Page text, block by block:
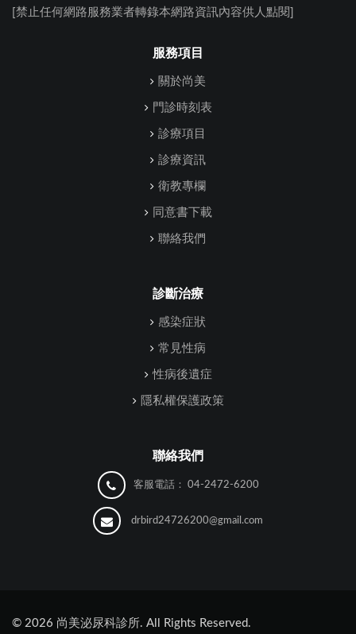
[禁止任何網路服務業者轉錄本網路資訊內容供人點閱]
服務項目
關於尚美
門診時刻表
診療項目
診療資訊
衛教專欄
同意書下載
聯絡我們
診斷治療
感染症狀
常見性病
性病後遺症
隱私權保護政策
聯絡我們
客服電話： 04-2472-6200
drbird24726200@gmail.com
© 2026 尚美泌尿科診所. All Rights Reserved.